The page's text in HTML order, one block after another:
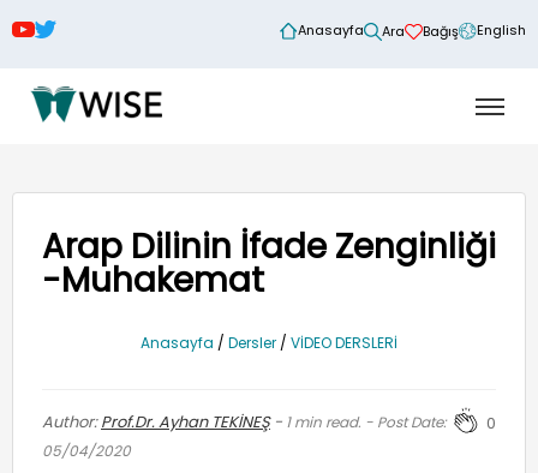
Anasayfa Ara Bağış English
Arap Dilinin İfade Zenginliği
-Muhakemat
Anasayfa / Dersler / VİDEO DERSLERİ
Author:Prof.Dr. Ayhan TEKİNEŞ- 1min read. - Post Date:
05/04/2020
0